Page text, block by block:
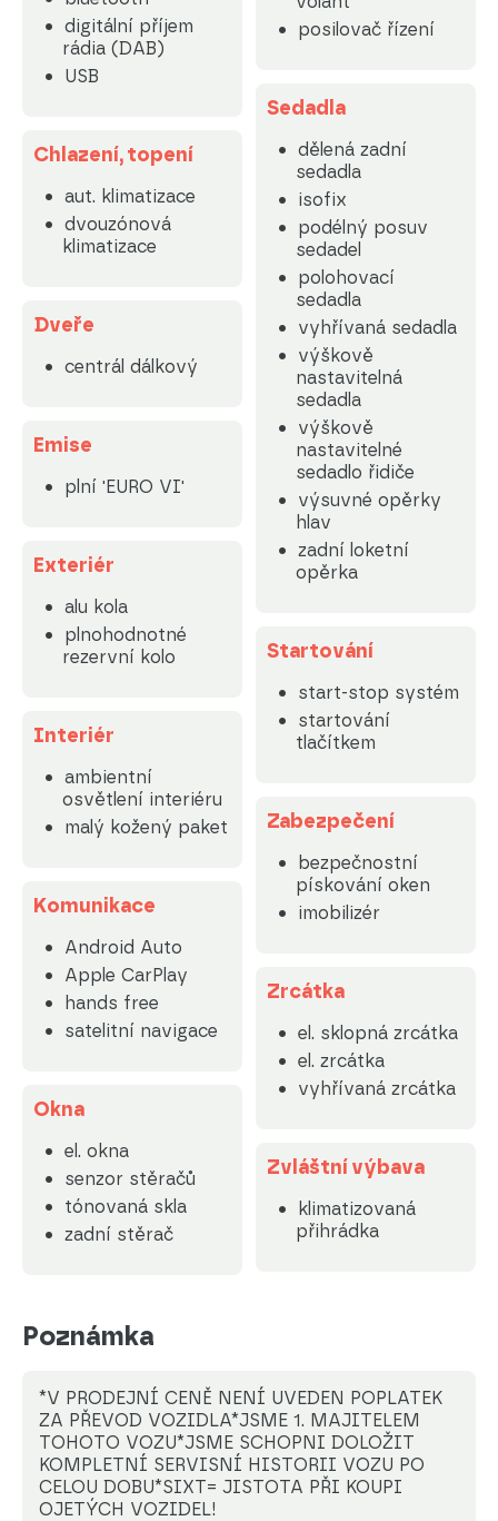
digitální příjem
rádia (DAB)
USB
Chlazení, topení
aut. klimatizace
dvouzónová
klimatizace
Dveře
centrál dálkový
Emise
plní 'EURO VI'
Exteriér
alu kola
plnohodnotné
rezervní kolo
Interiér
ambientní
osvětlení interiéru
malý kožený paket
Komunikace
Android Auto
Apple CarPlay
hands free
satelitní navigace
Okna
el. okna
senzor stěračů
tónovaná skla
zadní stěrač
posilovač řízení
Sedadla
dělená zadní
sedadla
isofix
podélný posuv
sedadel
polohovací
sedadla
vyhřívaná sedadla
výškově
nastavitelná
sedadla
výškově
nastavitelné
sedadlo řidiče
výsuvné opěrky
hlav
zadní loketní
opěrka
Startování
start-stop systém
startování
tlačítkem
Zabezpečení
bezpečnostní
pískování oken
imobilizér
Zrcátka
el. sklopná zrcátka
el. zrcátka
vyhřívaná zrcátka
Zvláštní výbava
klimatizovaná
přihrádka
Poznámka
*V PRODEJNÍ CENĚ NENÍ UVEDEN POPLATEK
ZA PŘEVOD VOZIDLA*JSME 1. MAJITELEM
TOHOTO VOZU*JSME SCHOPNI DOLOŽIT
KOMPLETNÍ SERVISNÍ HISTORII VOZU PO
CELOU DOBU*SIXT= JISTOTA PŘI KOUPI
OJETÝCH VOZIDEL!